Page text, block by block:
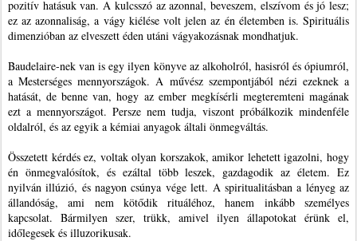
pozitív hatásuk van. A kulcsszó az azonnal, beveszem, elszívom és jó lesz;
ez az azonnaliság, a vágy kiélése volt jelen az én életemben is. Spirituális
dimenzióban az elveszett éden utáni vágyakozásnak mondhatjuk.
Baudelaire-nek van is egy ilyen könyve az alkoholról, hasisról és ópiumról,
a Mesterséges mennyországok. A művész szempontjából nézi ezeknek a
hatását, de benne van, hogy az ember megkísérli megteremteni magának
ezt a mennyországot. Persze nem tudja, viszont próbálkozik mindenféle
oldalról, és az egyik a kémiai anyagok általi önmegváltás.
Összetett kérdés ez, voltak olyan korszakok, amikor lehetett igazolni, hogy
én önmegvalósítok, és ezáltal több leszek, gazdagodik az életem. Ez
nyilván illúzió, és nagyon csúnya vége lett. A spiritualitásban a lényeg az
állandóság, ami nem kötődik rituáléhoz, hanem inkább személyes
kapcsolat. Bármilyen szer, trükk, amivel ilyen állapotokat érünk el,
időlegesek és illuzorikusak.